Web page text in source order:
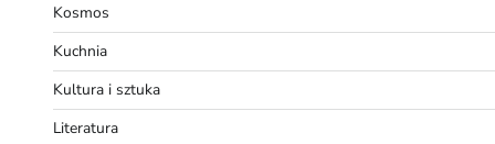
Kosmos
Kuchnia
Kultura i sztuka
Literatura